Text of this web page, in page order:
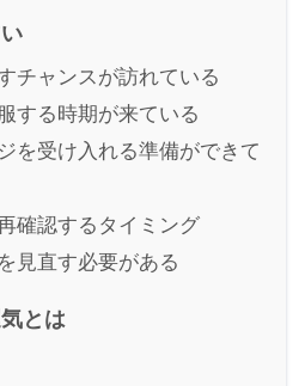
チャンスが訪れている
する時期が来ている
を受け入れる準備ができて
確認するタイミング
見直す必要がある
とは